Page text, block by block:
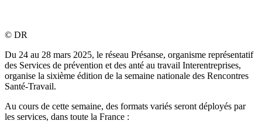
© DR
Du 24 au 28 mars 2025, le réseau Présanse, organisme représentatif
des Services de prévention et des anté au travail Interentreprises,
organise la sixième édition de la semaine nationale des Rencontres
Santé-Travail.
Au cours de cette semaine, des formats variés seront déployés par
les services, dans toute la France :